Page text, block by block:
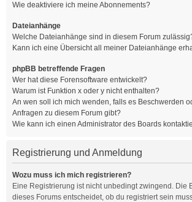
Wie deaktiviere ich meine Abonnements?
Dateianhänge
Welche Dateianhänge sind in diesem Forum
Kann ich eine Übersicht all meiner Dateianhänge
phpBB betreffende Fragen
Wer hat diese Forensoftware entwickelt?
Warum ist Funktion x oder y nicht enthalten?
An wen soll ich mich wenden, falls es Beschwerden
Anfragen zu diesem Forum gibt?
Wie kann ich einen Administrator des Boards
Registrierung und Anmeldung
Wozu muss ich mich registrieren?
Eine Registrierung ist nicht unbedingt zwingend. Die
dieses Forums entscheidet, ob du registriert sein